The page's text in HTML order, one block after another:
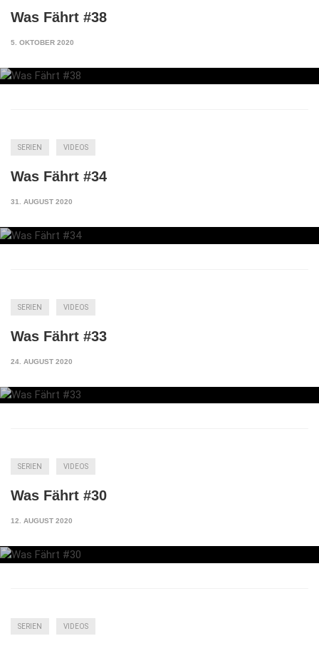
Was Fährt #38
5. OKTOBER 2020
SERIEN VIDEOS
Was Fährt #34
31. AUGUST 2020
SERIEN VIDEOS
Was Fährt #33
24. AUGUST 2020
SERIEN VIDEOS
Was Fährt #30
12. AUGUST 2020
SERIEN VIDEOS